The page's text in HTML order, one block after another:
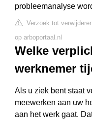
probleemanalyse
Verzoek tot
op arboportaal.nl
Welke
werknemer
Als u ziek bent staat
meewerken aan uw
aan het werk gaat.